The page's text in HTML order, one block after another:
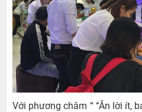
Với phương châm “ “Ăn lời ít,